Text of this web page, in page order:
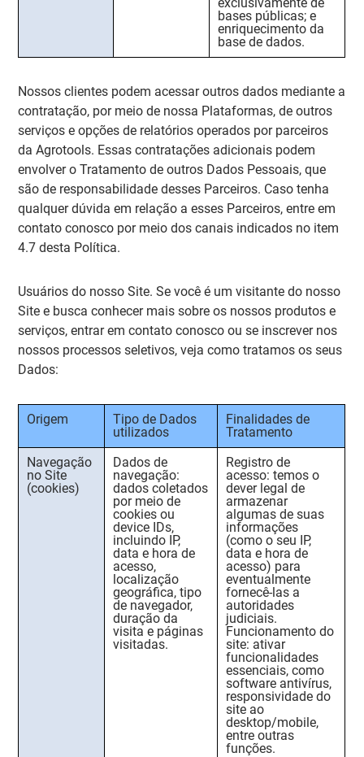
bases públicas; e
enriquecimento da
base de dados.
Nossos clientes podem acessar outros dados mediante a
contratação, por meio de nossa Plataformas, de outros
serviços e opções de relatórios operados por parceiros
da Agrotools. Essas contratações adicionais podem
envolver o Tratamento de outros Dados Pessoais, que
são de responsabilidade desses Parceiros. Caso tenha
qualquer dúvida em relação a esses Parceiros, entre em
contato conosco por meio dos canais indicados no item
4.7 desta Política.
Usuários do nosso Site. Se você é um visitante do nosso
Site e busca conhecer mais sobre os nossos produtos e
serviços, entrar em contato conosco ou se inscrever nos
nossos processos seletivos, veja como tratamos os seus
Dados:
Origem
Tipo de Dados
utilizados
Finalidades de
Tratamento
Navegação
no Site
(cookies)
Dados de
navegação:
dados coletados
por meio de
cookies ou
device IDs,
incluindo IP,
data e hora de
acesso,
localização
geográfica, tipo
de navegador,
duração da
visita e páginas
visitadas.
Registro de
acesso: temos o
dever legal de
armazenar
algumas de suas
informações
(como o seu IP,
data e hora de
acesso) para
eventualmente
fornecê-las a
autoridades
judiciais.
Funcionamento do
site: ativar
funcionalidades
essenciais, como
software antivírus,
responsividade do
site ao
desktop/mobile,
entre outras
funções.